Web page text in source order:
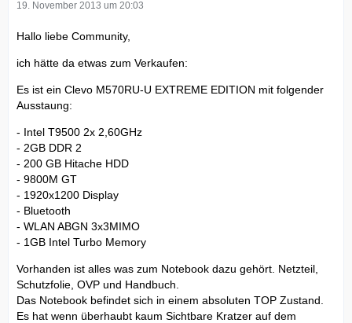
19. November 2013 um 20:03
Hallo liebe Community,
ich hätte da etwas zum Verkaufen:
Es ist ein Clevo M570RU-U EXTREME EDITION mit folgender
Ausstaung:
- Intel T9500 2x 2,60GHz
- 2GB DDR 2
- 200 GB Hitache HDD
- 9800M GT
- 1920x1200 Display
- Bluetooth
- WLAN ABGN 3x3MIMO
- 1GB Intel Turbo Memory
Vorhanden ist alles was zum Notebook dazu gehört. Netzteil,
Schutzfolie, OVP und Handbuch.
Das Notebook befindet sich in einem absoluten TOP Zustand.
Es hat wenn überhaubt kaum Sichtbare Kratzer auf dem